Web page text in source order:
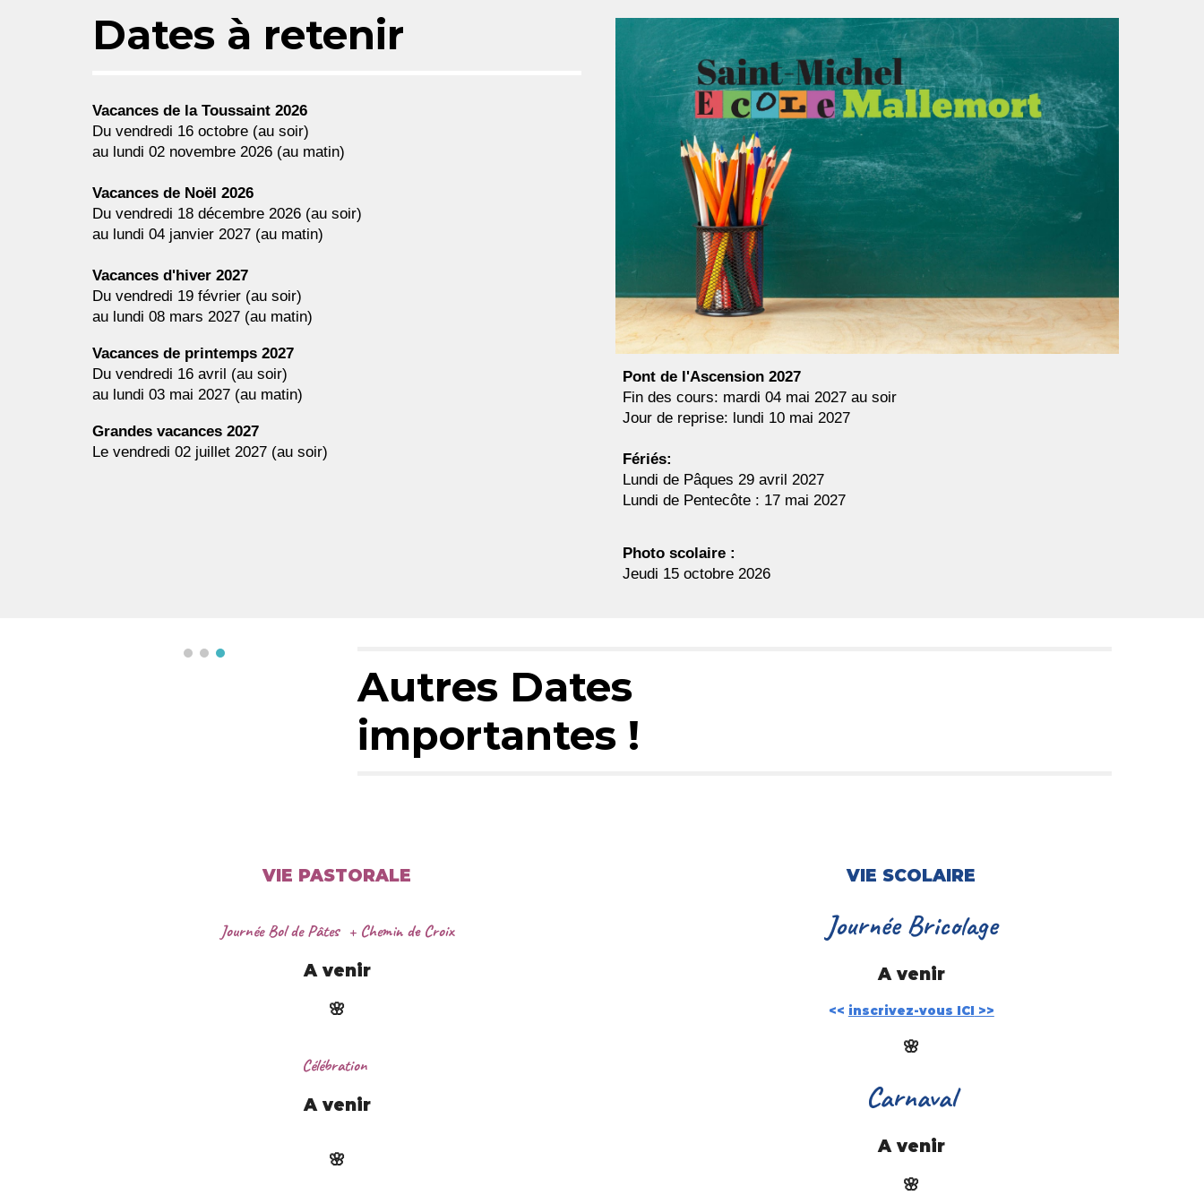
Dates à retenir
Vacances de la Toussaint 2026
Du vendredi 16 octobre (au soir)
au lundi 02 novembre 2026 (au matin)
Vacances de Noël 2026
Du vendredi 18 décembre 2026 (au soir)
au lundi 04 janvier 2027 (au matin)
Vacances d'hiver 2027
Du vendredi 19 février (au soir)
au lundi 08 mars 2027 (au matin)
Vacances de printemps 2027
Du vendredi 16 avril (au soir)
au lundi 03 mai 2027 (au matin)
Grandes vacances 2027
Le vendredi 02 juillet 2027 (au soir)
Pont de l'Ascension 2027
Fin des cours: mardi 04mai 2027au soir
Jour de reprise: lundi 10 mai 2027
Fériés:
Lundi de Pâques 29 avril 2027
Lundi de Pentecôte : 17 mai 2027
Photo scolaire :
Jeudi 15 octobre 2026
Autres Dates
importantes!
VIE PASTORALE
Journée Bol de Pâtes+ Chemin de Croix
A venir
🌸
Célébration
A venir
🌸
VIE SCOLAIRE
JournéeBricolage
A venir
<< inscrivez-vous ICI >>
🌸
Carnaval
A venir
🌸